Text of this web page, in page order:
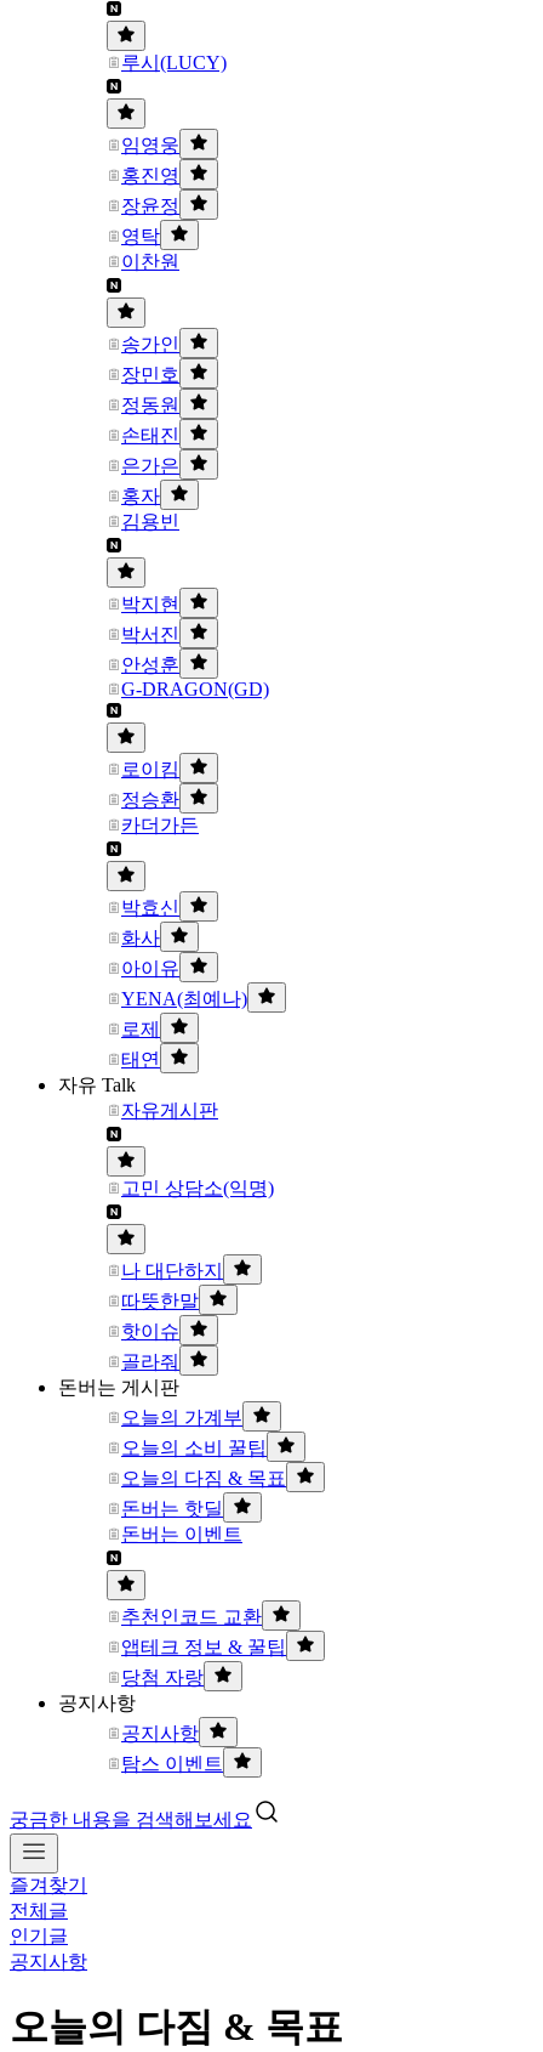
루시(LUCY)
임영웅
홍진영
장윤정
영탁
이찬원
송가인
장민호
정동원
손태진
은가은
홍자
김용빈
박지현
박서진
안성훈
G-DRAGON(GD)
로이킴
정승환
카더가든
박효신
화사
아이유
YENA(최예나)
로제
태연
자유 Talk
자유게시판
고민 상담소(익명)
나 대단하지
따뜻한말
핫이슈
골라줘
돈버는 게시판
오늘의 가계부
오늘의 소비 꿀팁
오늘의 다짐 & 목표
돈버는 핫딜
돈버는 이벤트
추천인코드 교환
앱테크 정보 & 꿀팁
당첨 자랑
공지사항
공지사항
탐스 이벤트
궁금한 내용을 검색해보세요
즐겨찾기
전체글
인기글
공지사항
오늘의 다짐 & 목표